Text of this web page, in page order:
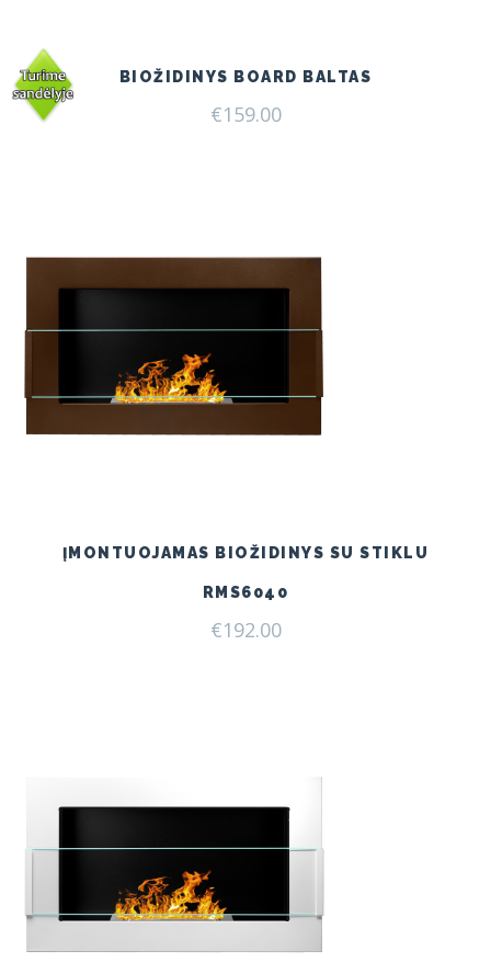
BIOŽIDINYS BOARD BALTAS
€159.00
ĮMONTUOJAMAS BIOŽIDINYS SU STIKLU
RMS6040
€192.00